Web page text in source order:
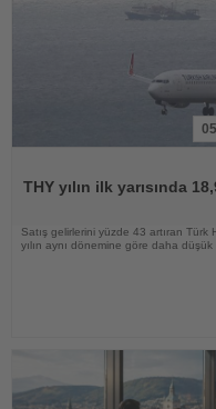
THY yılın ilk yarısında
Satış gelirlerini yüzde 43 artıran
yılın aynı dönemine göre daha